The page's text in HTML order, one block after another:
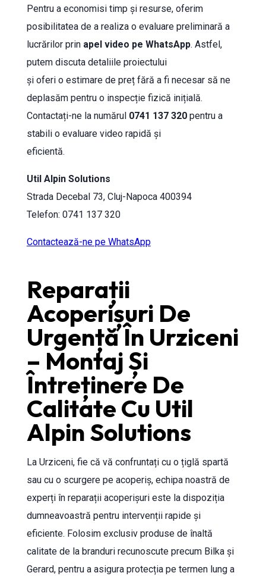
Pentru a economisi timp și resurse, oferim
posibilitatea de a realiza o evaluare preliminară a
lucrărilor prin apel video pe WhatsApp. Astfel,
putem discuta detaliile proiectului
și oferi o estimare de preț fără a fi necesar să ne
deplasăm pentru o inspecție fizică inițială.
Contactați-ne la numărul 0741 137 320pentru a
stabili o evaluare video rapidă și
eficientă.
Util Alpin Solutions
Strada Decebal 73, Cluj-Napoca 400394
Telefon: 0741 137 320
Contactează-ne pe WhatsApp
Reparații
Acoperișuri De
Urgență În Urziceni
– Montaj Și
Întreținere De
Calitate Cu Util
Alpin Solutions
La Urziceni, fie că vă confruntați cu o țiglă spartă
sau cu o scurgere pe acoperiș, echipa noastră de
experți în reparații acoperișuri este la dispoziția
dumneavoastră pentru intervenții rapide și
eficiente. Folosim exclusiv produse de înaltă
calitate de la branduri recunoscute precum Bilka și
Gerard, pentru a asigura protecția pe termen lung a